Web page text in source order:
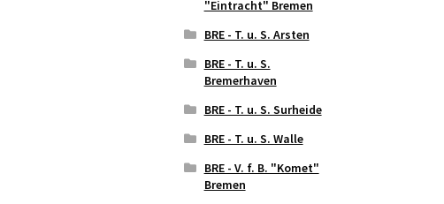
"Eintracht" Bremen
BRE - T. u. S. Arsten
BRE - T. u. S.
Bremerhaven
BRE - T. u. S. Surheide
BRE - T. u. S. Walle
BRE - V. f. B. "Komet"
Bremen